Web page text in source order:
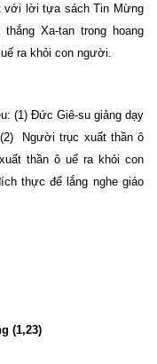
với lời tựa sách Tin Mừng
Xa-tan trong hoang
ra khỏi con người.
(1) Đức Giê-su giảng dạy
Người trục xuất thần ô
thần ô uế ra khỏi con
thực để lắng nghe giáo
(1,23)